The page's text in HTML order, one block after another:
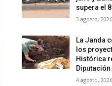
supera el
3 agosto, 2026
La Janda
los
Histórica
4 agosto, 2026